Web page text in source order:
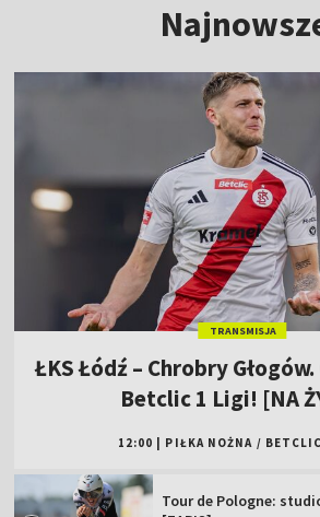
TRANSMISJA
ŁKS Łódź – Chrobry
Betclic 1 Ligi! [NA
12:00 PIŁKA NOŻNA /
Tour de Pologne: